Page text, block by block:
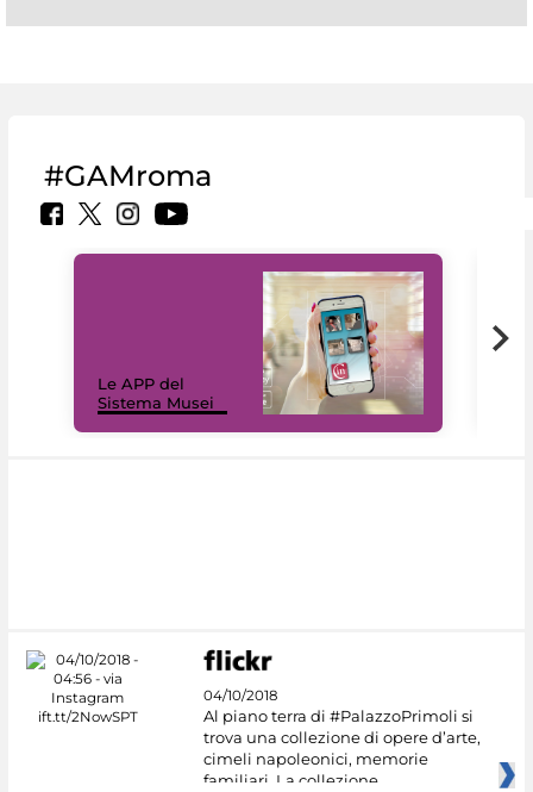
#GAMroma
Le APP del
Sistema Musei
04/10/2018
Al piano terra di #PalazzoPrimoli si
trova una collezione di opere d’arte,
cimeli napoleonici, memorie
familiari. La collezione